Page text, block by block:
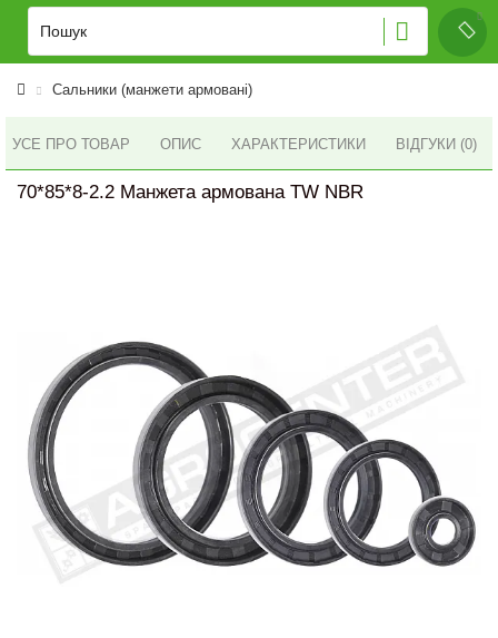
Сальники (манжети армовані)
УСЕ ПРО ТОВАР ОПИС ХАРАКТЕРИСТИКИ ВІДГУКИ (0)
70*85*8-2.2 Манжета армована TW NBR